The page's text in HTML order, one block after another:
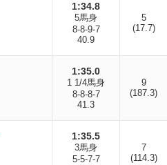
1:34.8
5馬身
8-8-9-7
40.9
5
(17.7)
1:35.0
1 1/4馬身
8-8-8-7
41.3
9
(187.3)
1:35.5
3馬身
5-5-7-7
7
(114.3)